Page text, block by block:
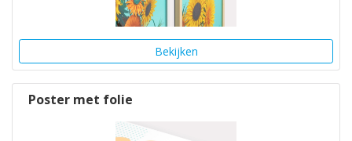
Bekijken
Poster met folie